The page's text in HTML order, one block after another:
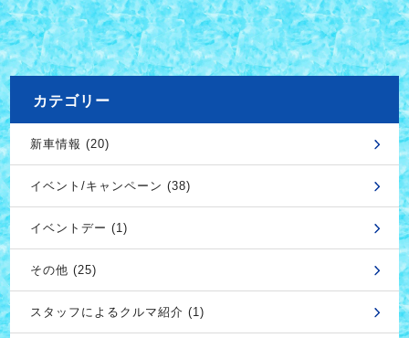
カテゴリー
新車情報 (20)
イベント/キャンペーン (38)
イベントデー (1)
その他 (25)
スタッフによるクルマ紹介 (1)